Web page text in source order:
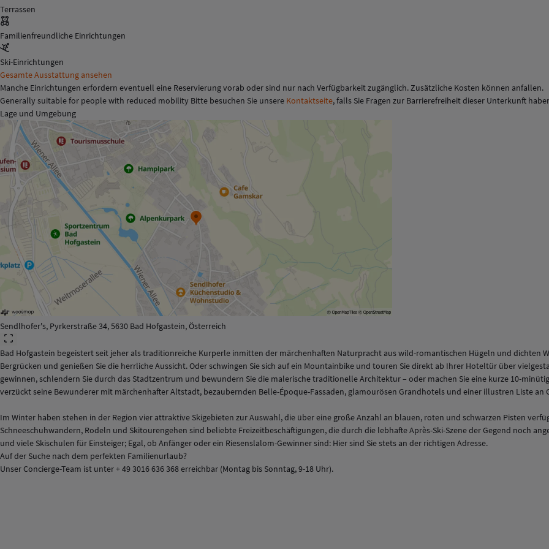
Terrassen
Familienfreundliche Einrichtungen
Ski-Einrichtungen
Gesamte Ausstattung ansehen
Manche Einrichtungen erfordern eventuell eine Reservierung vorab oder sind nur nach Verfügbarkeit zugänglich. Zusätzliche Kosten können anfallen.
Generally suitable for people with reduced mobility Bitte besuchen Sie unsere Kontaktseite, falls Sie Fragen zur Barrierefreiheit dieser Unterkunft
Lage und Umgebung
Sendlhofer's, Pyrkerstraße 34, 5630 Bad Hofgastein, Österreich
Bad Hofgastein begeistert seit jeher als traditionreiche Kurperle inmitten der märchenhaften Naturpracht aus wild-romantischen Hügeln und dichten
Bergrücken und genießen Sie die herrliche Aussicht. Oder schwingen Sie sich auf ein Mountainbike und touren Sie direkt ab Ihrer Hoteltür über
gewinnen, schlendern Sie durch das Stadtzentrum und bewundern Sie die malerische traditionelle Architektur – oder machen Sie eine kurze 10-
verzückt seine Bewunderer mit märchenhafter Altstadt, bezaubernden Belle-Époque-Fassaden, glamourösen Grandhotels und einer illustren Liste an
Im Winter haben stehen in der Region vier attraktive Skigebieten zur Auswahl, die über eine große Anzahl an blauen, roten und schwarzen Pisten
Schneeschuhwandern, Rodeln und Skitourengehen sind beliebte Freizeitbeschäftigungen, die durch die lebhafte Après-Ski-Szene der Gegend noch
und viele Skischulen für Einsteiger; Egal, ob Anfänger oder ein Riesenslalom-Gewinner sind: Hier sind Sie stets an der richtigen Adresse.
Auf der Suche nach dem perfekten Familienurlaub?
Unser Concierge-Team ist unter + 49 3016 636 368 erreichbar (Montag bis Sonntag, 9-18 Uhr).